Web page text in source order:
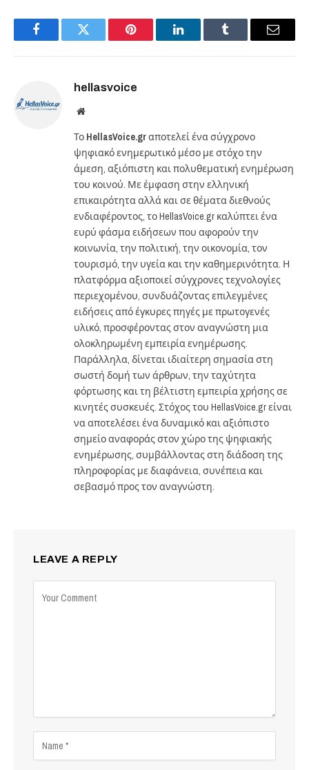
FacebookTwitter Pinterest LinkedInTumblr Email
hellasvoice
Website
Το HellasVoice.grαποτελεί ένα σύγχρονο
ψηφιακό ενημερωτικό μέσο με στόχο την
άμεση, αξιόπιστη και πολυθεματική ενημέρωση
του κοινού. Με έμφαση στην ελληνική
επικαιρότητα αλλά και σε θέματα διεθνούς
ενδιαφέροντος, το HellasVoice.gr καλύπτει ένα
ευρύ φάσμα ειδήσεων που αφορούν την
κοινωνία, την πολιτική, την οικονομία, τον
τουρισμό, την υγεία και την καθημερινότητα. Η
πλατφόρμα αξιοποιεί σύγχρονες τεχνολογίες
περιεχομένου, συνδυάζοντας επιλεγμένες
ειδήσεις από έγκυρες πηγές με πρωτογενές
υλικό, προσφέροντας στον αναγνώστη μια
ολοκληρωμένη εμπειρία ενημέρωσης.
Παράλληλα, δίνεται ιδιαίτερη σημασία στη
σωστή δομή των άρθρων, την ταχύτητα
φόρτωσης και τη βέλτιστη εμπειρία χρήσης σε
κινητές συσκευές. Στόχος του HellasVoice.gr είναι
να αποτελέσει ένα δυναμικό και αξιόπιστο
σημείο αναφοράς στον χώρο της ψηφιακής
ενημέρωσης, συμβάλλοντας στη διάδοση της
πληροφορίας με διαφάνεια, συνέπεια και
σεβασμό προς τον αναγνώστη.
LEAVE A REPLY